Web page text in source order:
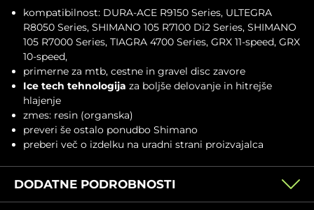
kompatibilnost: DURA-ACE R9150 Series, ULTEGRA
R8050 Series, SHIMANO 105 R7100 Di2 Series, SHIMANO
105 R7000 Series, TIAGRA 4700 Series, GRX 11-speed, GRX
10-speed,
primerne za mtb, cestne in gravel disc zavore
Ice tech tehnologija za boljše delovanje in hitrejše
hlajenje
zmes: resin (organska)
preveri še ostalo ponudbo Shimano
preberi več o izdelku na uradni strani proizvajalca
DODATNE PODROBNOSTI